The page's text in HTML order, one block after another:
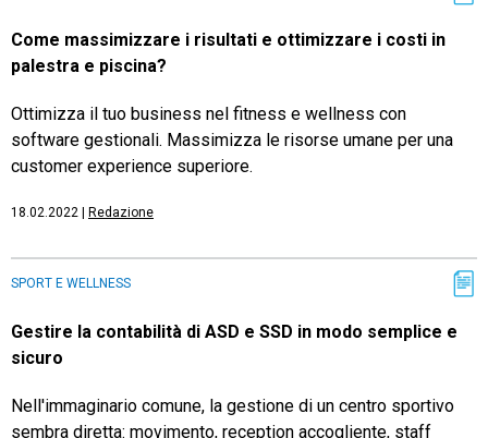
Come massimizzare i risultati e ottimizzare i costi in
palestra e piscina?
Ottimizza il tuo business nel fitness e wellness con
software gestionali. Massimizza le risorse umane per una
customer experience superiore.
18.02.2022 Redazione
SPORT E WELLNESS
Gestire la contabilità di ASD e SSD in modo semplice e
sicuro
Nell'immaginario comune, la gestione di un centro sportivo
sembra diretta: movimento, reception accogliente, staff